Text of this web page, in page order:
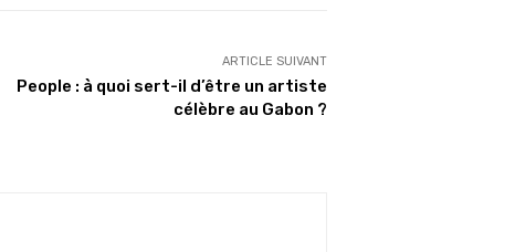
ARTICLE SUIVANT
People : à quoi sert-il d’être un artiste
célèbre au Gabon ?